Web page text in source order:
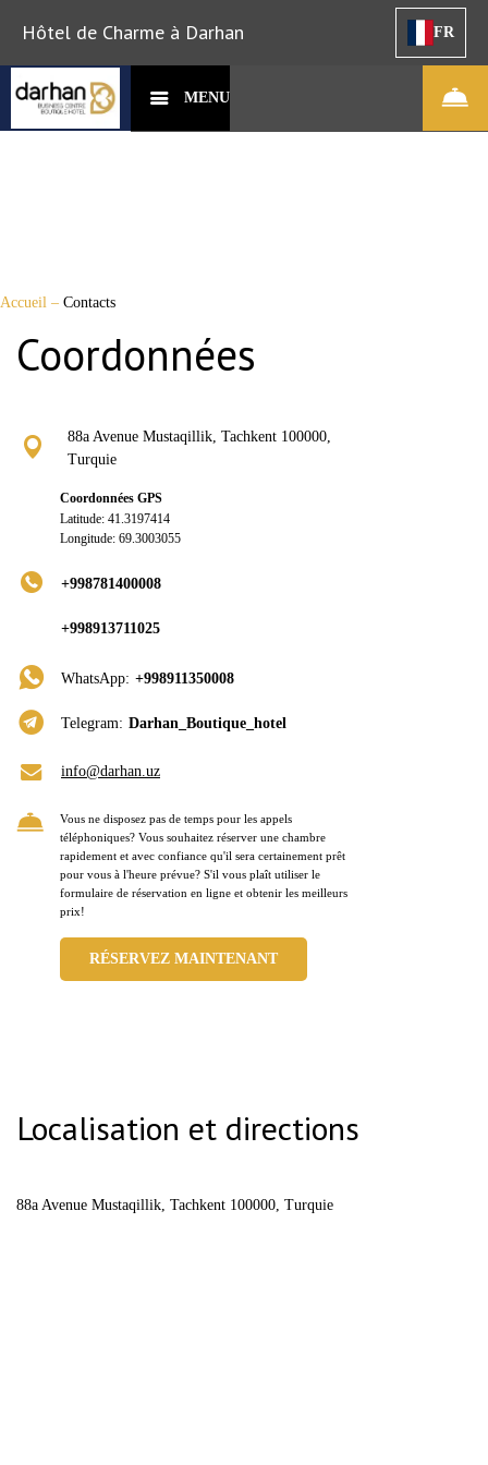
Hôtel de Charme à Darhan FR
MENU
Accueil – Contacts
Coordonnées
88a Avenue Mustaqillik, Tachkent 100000,
Turquie
Coordonnées GPS
Latitude: 41.3197414
Longitude: 69.3003055
+998781400008
+998913711025
WhatsApp: +998911350008
Telegram: Darhan_Boutique_hotel
info@darhan.uz
Vous ne disposez pas de temps pour les appels
téléphoniques? Vous souhaitez réserver une chambre
rapidement et avec confiance qu'il sera certainement prêt
pour vous à l'heure prévue? S'il vous plaît utiliser le
formulaire de réservation en ligne et obtenir les meilleurs
prix!
RÉSERVEZ MAINTENANT
Localisation et directions
88a Avenue Mustaqillik, Tachkent 100000, Turquie